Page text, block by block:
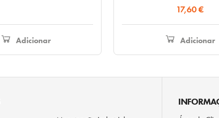
era:
59,40 €.
é:
Adicionar
17,60€
Adicionar